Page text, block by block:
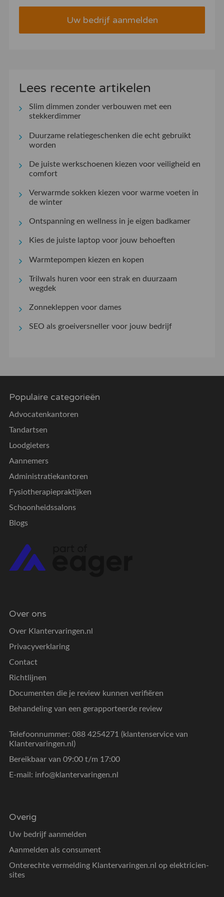
Uw bedrijf aanmelden
Lees recente artikelen
Slim dimmen zonder verbouwen met een
stekkerdimmer
Duurzame relatiegeschenken die echt gebruikt
worden
De juiste werkschoenen kiezen voor veiligheid en
comfort
Verwarmde sokken kiezen voor warme voeten in
de winter
Ontspanning en wellness in je eigen badkamer
Kies de juiste laptop voor jouw behoeften
Warmtepompen kiezen en kopen
Trilwals huren voor een strak en duurzaam
wegdek
Zonnekleppen voor dames
SEO als groeiversneller voor jouw bedrijf
Populaire categorieën
Advocatenkantoren
Tandartsen
Loodgieters
Aannemers
Administratiekantoren
Fysiotherapiepraktijken
Schoonheidssalons
Blogs
Over ons
Over Klantervaringen.nl
Privacyverklaring
Contact
Richtlijnen
Documenten die je review kunnen verifiëren
Behandeling van een gerapporteerde review
Telefoonnummer: 088 4254271 (klantenservice van
Klantervaringen.nl)
Bereikbaar van 09:00 t/m 17:00
E-mail: info@klantervaringen.nl
Overig
Uw bedrijf aanmelden
Aanmelden als consument
Onterechte vermelding Klantervaringen.nl op elektricien-
sites